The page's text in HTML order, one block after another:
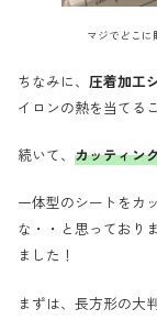
マジでどこに
ちなみに、 圧着加工
イロンの熱を当てる
続いて、 カッティン
一体型のシートをカ
な・・と思っており
ました！
まずは、長方形の大